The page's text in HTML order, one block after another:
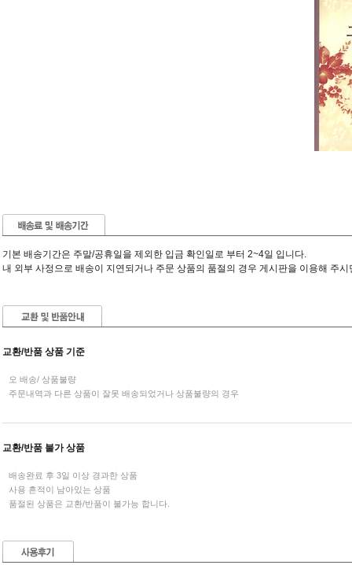
기본 배송기간은 주말/공휴일을 제외한 입금 확인일로 부터 2~4일 입니다.
내 외부 사정으로 배송이 지연되거나 주문 상품의 품절의 경우 게시판을 이용해 주
교환/반품 상품 기준
오 배송/ 상품불량
주문내역과 다른 상품이 잘못 배송되었거나 상품불량의 경우
교환/반품 불가 상품
배송완료 후 3일 이상 경과한 상품
사용 흔적이 남아있는 상품
품절된 상품은 교환/반품이 불가능 합니다.